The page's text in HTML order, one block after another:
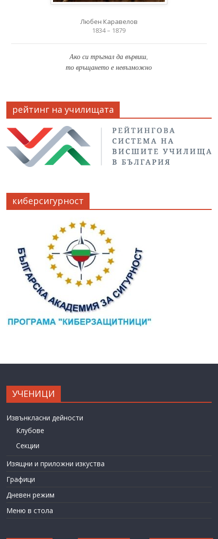
Любен Каравелов
1834 – 1879
Ако си тръгнал да вървиш,
то връщането е невъзможно
рейтинг на училищата
киберсигурност
УЧЕНИЦИ
Извънкласни дейности
Клубове
Секции
Изящни и приложни изкуства
Графици
Дневен режим
Меню в стола